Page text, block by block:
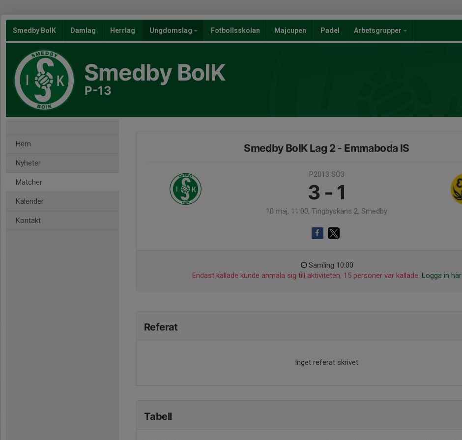
Smedby BoIK Damlag Herrlag Ungdomslag Fotbollsskolan Majcupen Padel Arbetsgrupper
Smedby BoIK
P-13
Hem
Nyheter
Matcher
Kalender
Kontakt
Smedby BoIK Lag 2 - Emmaboda IS
P2013 SÖ3
3 - 1
10 maj, 11:00, Tingbyskans 2, Smedby
Samling 10:00
Endast kallade kunde anmäla sig till aktiviteten. 15 personer var kallade. Logga in här
Referat
Inget referat skrivet
Tabell